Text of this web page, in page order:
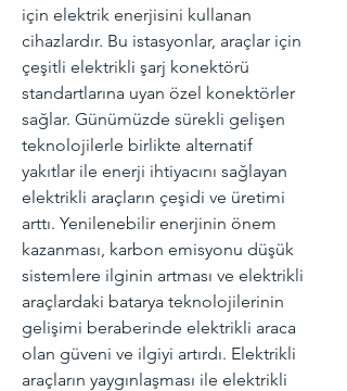
için elektrik enerjisini kullanan
cihazlardır. Bu istasyonlar, araçlar için
çeşitli elektrikli şarj konektörü
standartlarına uyan özel konektörler
sağlar. Günümüzde sürekli gelişen
teknolojilerle birlikte alternatif
yakıtlar ile enerji ihtiyacını sağlayan
elektrikli araçların çeşidi ve üretimi
arttı. Yenilenebilir enerjinin önem
kazanması, karbon emisyonu düşük
sistemlere ilginin artması ve elektrikli
araçlardaki batarya teknolojilerinin
gelişimi beraberinde elektrikli araca
olan güveni ve ilgiyi artırdı. Elektrikli
araçların yaygınlaşması ile elektrikli